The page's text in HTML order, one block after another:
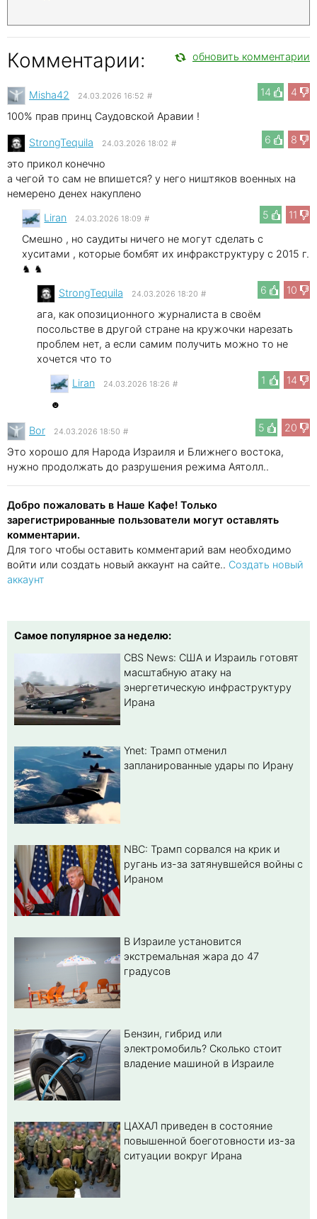
Комментарии: обновить комментарии
14 4
Misha42 24.03.2026 16:52 #
100% прав принц Саудовской Аравии !
6
8
StrongTequila 24.03.2026 18:02 #
это прикол конечно
а чегой то сам не впишется? у него ништяков военных на
немерено денех накуплено
5
11
Liran 24.03.2026 18:09 #
Смешно , но саудиты ничего не могут сделать с
хуситами , которые бомбят их инфракструктуру с 2015 г.
♞ ♞
6
10
StrongTequila 24.03.2026 18:20 #
ага, как опозиционного журналиста в своём
посольстве в другой стране на кружочки нарезать
проблем нет, а если самим получить можно то не
хочется что то
1
14
Liran 24.03.2026 18:26 #
☻
5
20
Bor 24.03.2026 18:50 #
Это хорошо для Народа Израиля и Ближнего востока,
нужно продолжать до разрушения режима Аятолл..
Добро пожаловать в Наше Кафе! Только
зарегистрированные пользователи могут оставлять
комментарии.
Для того чтобы оставить комментарий вам необходимо
войти или создать новый аккаунт на сайте.. Создать новый
аккаунт
Самое популярное за неделю:
CBS News: США и Израиль готовят
масштабную атаку на
энергетическую инфраструктуру
Ирана
Ynet: Трамп отменил
запланированные удары по Ирану
NBC: Трамп сорвался на крик и
ругань из-за затянувшейся войны с
Ираном
В Израиле установится
экстремальная жара до 47
градусов
Бензин, гибрид или
электромобиль? Cколько стоит
владение машиной в Израиле
ЦАХАЛ приведен в состояние
повышенной боеготовности из-за
ситуации вокруг Ирана